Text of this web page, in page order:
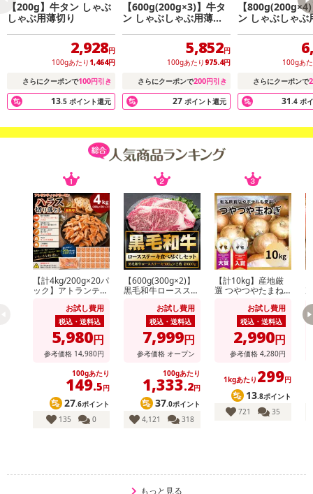
【200g】牛タン しゃぶ
しゃぶ用薄切り
2,928円
100gあたり 1,464円
さらにクーポンで100円引き
13.5 ポイント還元
【600g(200g×3)】牛タ
ン しゃぶしゃぶ用薄切
5,852円
100gあたり 975.4円
さらにクーポンで200円引き
27 ポイント還元
【
ン しゃぶしゃぶ
100gあ
さらにクーポンで
31.4 ポ
【計4kg/200g×20パ
ック】アトランティ
切り落としお試し費用
税込・送料込
5,980円
参考価格 14,980円
100gあたり
149.5円
27.6ポイント
135
0
【600g(300g×2)】
黒毛和牛ロースステ
お試し費用
税込・送料込
7,999円
参考価格 オープン
100gあたり
1,333.2円
37.0ポイント
4,121
318
【計10kg】産地厳
選 つやつやたまね
お試し費用
税込・送料込
2,990円
参考価格 4,280円
1kgあたり 299円
13.8ポイント
721
35
もっと見る